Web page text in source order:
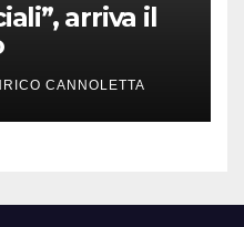
arriva il
CANNOLETTA